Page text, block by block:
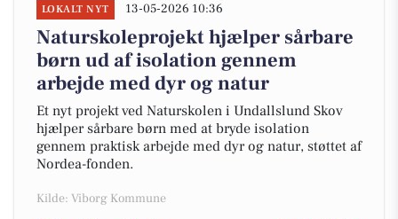
LOKALT NYT 13-05-2026 10:36
Naturskoleprojekt hjælper sårbare
børn ud af isolation gennem
arbejde med dyr og natur
Et nyt projekt ved Naturskolen i Undallslund Skov
hjælper sårbare børn med at bryde isolation
gennem praktisk arbejde med dyr og natur, støttet af
Nordea-fonden.
Kilde: Viborg Kommune